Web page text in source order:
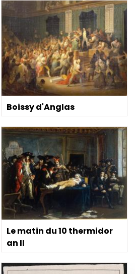
Boissy d'Anglas
Le matin du 10 thermidor
an II